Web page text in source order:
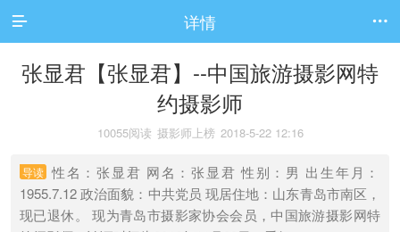
 详情 
张显君【张显君】--中国旅游摄影网特
约摄影师
10055阅读 摄影师上榜 2018-5-22 12:16
导读 性名：张显君 网名：张显君 性别：男 出生年月：
1955.7.12 政治面貌：中共党员 现居住地：山东青岛市南区，
现已退休。 现为青岛市摄影家协会会员，中国旅游摄影网特